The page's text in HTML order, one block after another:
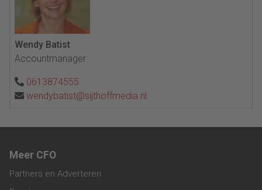
Wendy Batist
Accountmanager
0613874555
wendybatist@sijthoffmedia.nl
Meer CFO
Partners en Adverteren